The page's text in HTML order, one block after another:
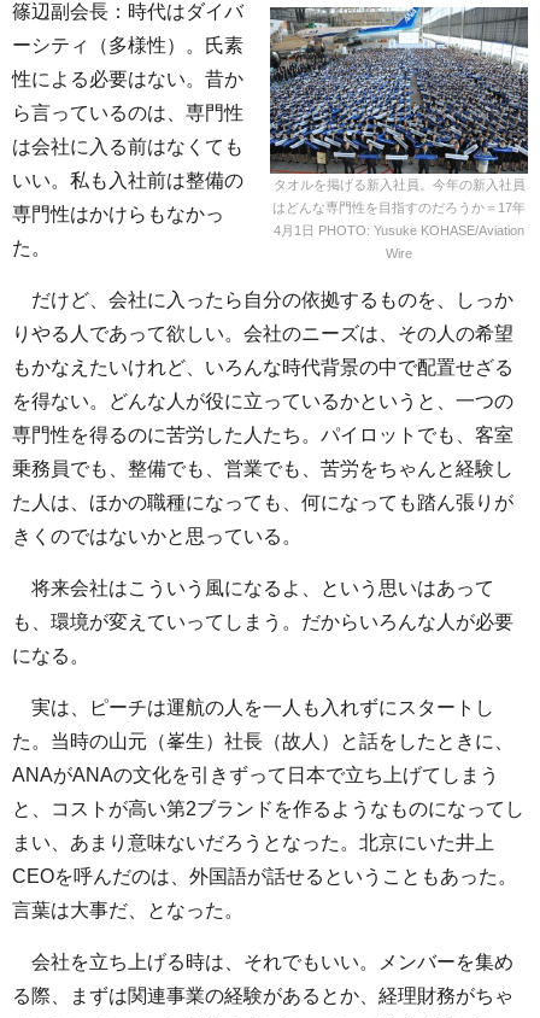
タオルを掲げる新入社員。今年の新入社員
はどんな専門性を目指すのだろうか＝17年
4月1日 PHOTO: Yusuke KOHASE/Aviation
Wire
篠辺副会長：時代はダイバ
ーシティ（多様性）。氏素
性による必要はない。昔か
ら言っているのは、専門性
は会社に入る前はなくても
いい。私も入社前は整備の
専門性はかけらもなかっ
た。
だけど、会社に入ったら自分の依拠するものを、しっか
りやる人であって欲しい。会社のニーズは、その人の希望
もかなえたいけれど、いろんな時代背景の中で配置せざる
を得ない。どんな人が役に立っているかというと、一つの
専門性を得るのに苦労した人たち。パイロットでも、客室
乗務員でも、整備でも、営業でも、苦労をちゃんと経験し
た人は、ほかの職種になっても、何になっても踏ん張りが
きくのではないかと思っている。
将来会社はこういう風になるよ、という思いはあって
も、環境が変えていってしまう。だからいろんな人が必要
になる。
実は、ピーチは運航の人を一人も入れずにスタートし
た。当時の山元（峯生）社長（故人）と話をしたときに、
ANAがANAの文化を引きずって日本で立ち上げてしまう
と、コストが高い第2ブランドを作るようなものになってし
まい、あまり意味ないだろうとなった。北京にいた井上
CEOを呼んだのは、外国語が話せるということもあった。
言葉は大事だ、となった。
会社を立ち上げる時は、それでもいい。メンバーを集め
る際、まずは関連事業の経験があるとか、経理財務がちゃ